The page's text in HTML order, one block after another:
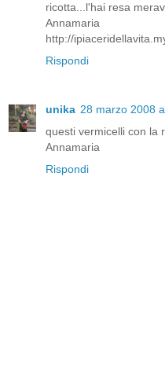
ricotta...l'hai resa
Annamaria
http://
Rispondi
unika 28 marzo 2008
questi vermicelli con la
Annamaria
Rispondi